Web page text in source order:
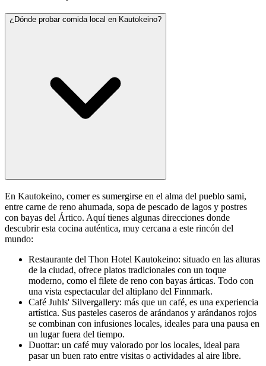
¿Dónde probar comida local en Kautokeino?
En Kautokeino, comer es sumergirse en el alma del pueblo sami,
entre carne de reno ahumada, sopa de pescado de lagos y postres
con bayas del Ártico. Aquí tienes algunas direcciones donde
descubrir esta cocina auténtica, muy cercana a este rincón del
mundo:
Restaurante del Thon Hotel Kautokeino: situado en las alturas
de la ciudad, ofrece platos tradicionales con un toque
moderno, como el filete de reno con bayas árticas. Todo con
una vista espectacular del altiplano del Finnmark.
Café Juhls' Silvergallery: más que un café, es una experiencia
artística. Sus pasteles caseros de arándanos y arándanos rojos
se combinan con infusiones locales, ideales para una pausa en
un lugar fuera del tiempo.
Duottar: un café muy valorado por los locales, ideal para
pasar un buen rato entre visitas o actividades al aire libre.